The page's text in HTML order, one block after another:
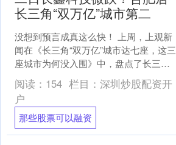
长三角“双万亿”城市第二
没想到预言成真这么快！ 上周，上观新
闻在《长三角“双万亿”城市达七座，这三
座城市为何没入围》中，盘点了长三角
的“双万亿”城市，彼时合肥上市企业市值
仅位于长三角第....
阅读： 154 栏目： 深圳炒股配资开
户
那些股票可以融资